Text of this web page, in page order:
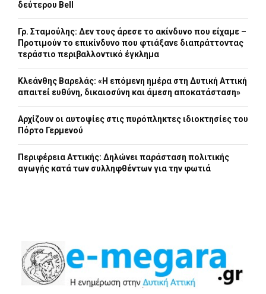
δεύτερου Bell
Γρ. Σταμούλης: Δεν τους άρεσε το ακίνδυνο που είχαμε –
Προτιμούν το επικίνδυνο που φτιάξανε διαπράττοντας
τεράστιο περιβαλλοντικό έγκλημα
Κλεάνθης Βαρελάς: «Η επόμενη ημέρα στη Δυτική Αττική
απαιτεί ευθύνη, δικαιοσύνη και άμεση αποκατάσταση»
Αρχίζουν οι αυτοψίες στις πυρόπληκτες ιδιοκτησίες του
Πόρτο Γερμενού
Περιφέρεια Αττικής: Δηλώνει παράσταση πολιτικής
αγωγής κατά των συλληφθέντων για την φωτιά